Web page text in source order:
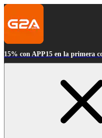
15% con APP15 en la primera